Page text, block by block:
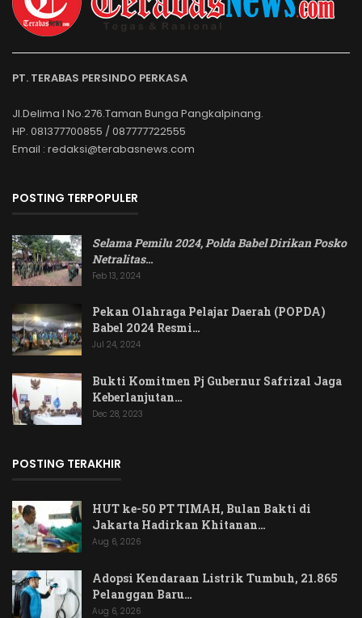
PT. TERABAS PERSINDO PERKASA
Jl.Delima I No.276.Taman Bunga Pangkalpinang.
HP. 081377700855 / 087777722555
Email : redaksi@terabasnews.com
POSTING TERPOPULER
Selama Pemilu 2024, Polda Babel Dirikan Posko
Netralitas…
Feb 13, 2024
Pekan Olahraga Pelajar Daerah (POPDA)
Babel 2024 Resmi…
Jul 24, 2024
Bukti Komitmen Pj Gubernur Safrizal Jaga
Keberlanjutan…
Dec 28, 2023
POSTING TERAKHIR
HUT ke-50 PT TIMAH, Bulan Bakti di
Jakarta Hadirkan Khitanan…
Aug 6, 2026
Adopsi Kendaraan Listrik Tumbuh, 21.865
Pelanggan Baru…
Aug 6, 2026